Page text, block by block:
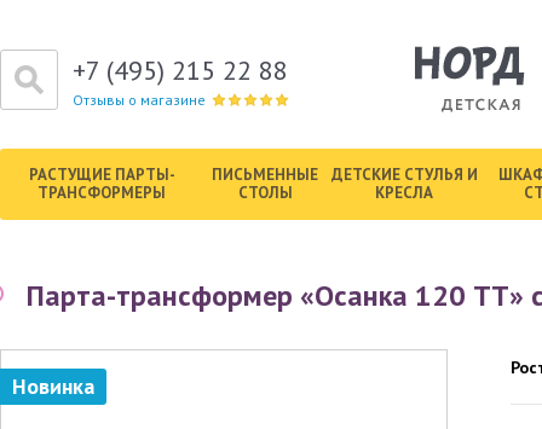
+7 (495) 215 22 88
Отзывы о магазине
РАСТУЩИЕ ПАРТЫ-
ТРАНСФОРМЕРЫ
ПИСЬМЕННЫЕ
СТОЛЫ
ДЕТСКИЕ СТУЛЬЯ И
КРЕСЛА
Парта-трансформер «Осанка 120 ТТ»
Новинка